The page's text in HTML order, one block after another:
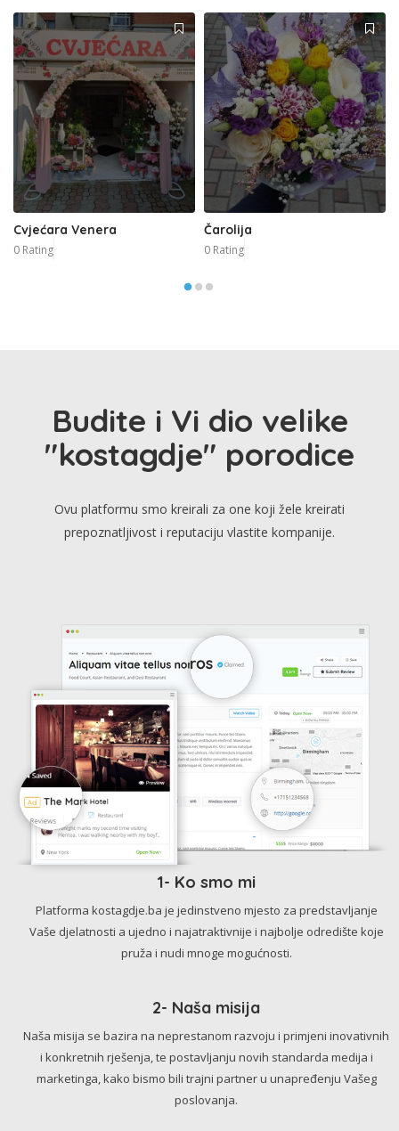
Cvjećara Venera
0 Rating
Čarolija
0 Rating
Budite i Vi dio velike
"kostagdje" porodice
Ovu platformu smo kreirali za one koji žele kreirati
prepoznatljivost i reputaciju vlastite kompanije.
1- Ko smo mi
Platforma kostagdje.ba je jedinstveno mjesto za predstavljanje
Vaše djelatnosti a ujedno i najatraktivnije i najbolje odredište koje
pruža i nudi mnoge mogućnosti.
2- Naša misija
Naša misija se bazira na neprestanom razvoju i primjeni inovativnih
i konkretnih rješenja, te postavljanju novih standarda medija i
marketinga, kako bismo bili trajni partner u unapređenju Vašeg
poslovanja.